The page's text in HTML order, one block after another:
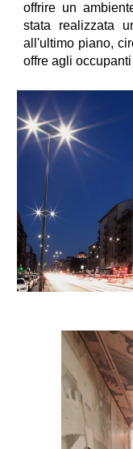
offrire un
stata realizzata
all'ultimo piano,
offre agli